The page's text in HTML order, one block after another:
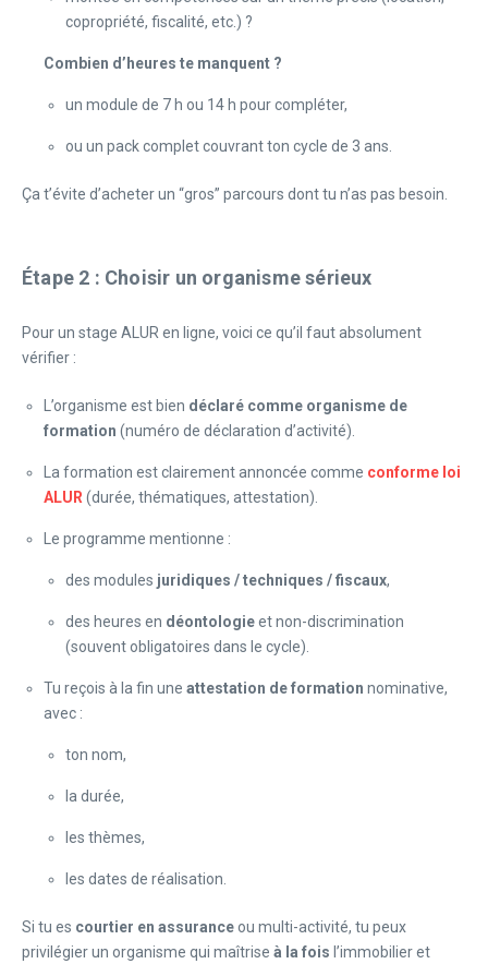
copropriété, fiscalité, etc.) ?
Combien d’heures te manquent ?
un module de 7 h ou 14 h pour compléter,
ou un pack complet couvrant ton cycle de 3 ans.
Ça t’évite d’acheter un “gros” parcours dont tu n’as pas besoin.
Étape 2 : Choisir un organisme sérieux
Pour un stage ALUR en ligne, voici ce qu’il faut absolument
vérifier :
L’organisme est bien déclaré comme organisme de
formation (numéro de déclaration d’activité).
La formation est clairement annoncée comme conforme loi
ALUR(durée, thématiques, attestation).
Le programme mentionne :
des modules juridiques / techniques / fiscaux,
des heures en déontologieet non-discrimination
(souvent obligatoires dans le cycle).
Tu reçois à la fin une attestation de formation nominative,
avec :
ton nom,
la durée,
les thèmes,
les dates de réalisation.
Si tu es courtier en assuranceou multi-activité, tu peux
privilégier un organisme qui maîtrise à la fois l’immobilier et